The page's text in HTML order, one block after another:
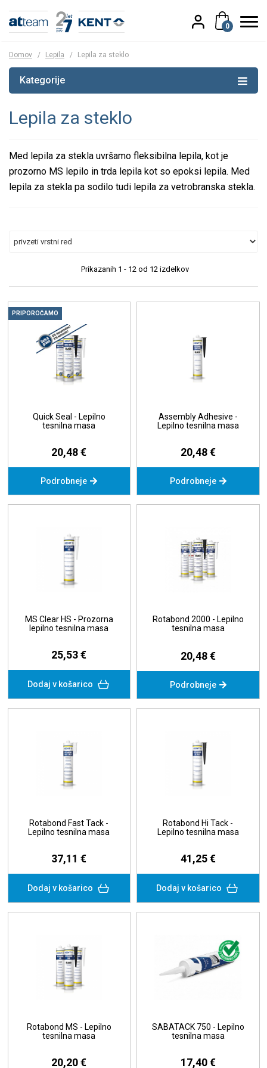
0
Domov / Lepila / Lepila za steklo
Kategorije
Lepila za steklo
Med lepila za stekla uvršamo fleksibilna lepila, kot je
prozorno MS lepilo in trda lepila kot so epoksi lepila. Med
lepila za stekla pa sodilo tudi lepila za vetrobranska stekla.
Prikazanih 1 - 12 od 12 izdelkov
PRIPOROČAMO
Quick Seal - Lepilno
tesnilna masa
20,48 €
Podrobneje
Assembly Adhesive -
Lepilno tesnilna masa
20,48 €
Podrobneje
MS Clear HS - Prozorna
lepilno tesnilna masa
25,53 €
Dodaj v košarico
Rotabond 2000 - Lepilno
tesnilna masa
20,48 €
Podrobneje
Rotabond Fast Tack -
Lepilno tesnilna masa
37,11 €
Dodaj v košarico
Rotabond Hi Tack -
Lepilno tesnilna masa
41,25 €
Dodaj v košarico
Rotabond MS - Lepilno
tesnilna masa
20,20 €
SABATACK 750 - Lepilno
tesnilna masa
17,40 €